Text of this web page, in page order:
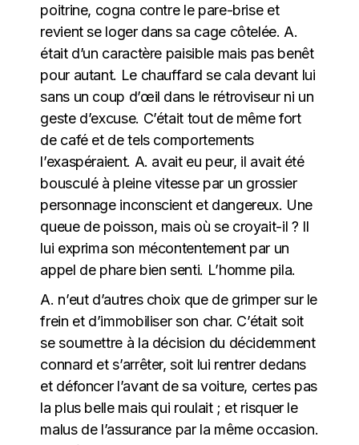
poitrine, cogna contre le pare-brise et
revient se loger dans sa cage côtelée. A.
était d’un caractère paisible mais pas benêt
pour autant. Le chauffard se cala devant lui
sans un coup d’œil dans le rétroviseur ni un
geste d’excuse. C’était tout de même fort
de café et de tels comportements
l’exaspéraient. A. avait eu peur, il avait été
bousculé à pleine vitesse par un grossier
personnage inconscient et dangereux. Une
queue de poisson, mais où se croyait-il ? Il
lui exprima son mécontentement par un
appel de phare bien senti. L’homme pila.
A. n’eut d’autres choix que de grimper sur le
frein et d’immobiliser son char. C’était soit
se soumettre à la décision du décidemment
connard et s’arrêter, soit lui rentrer dedans
et défoncer l’avant de sa voiture, certes pas
la plus belle mais qui roulait ; et risquer le
malus de l’assurance par la même occasion.